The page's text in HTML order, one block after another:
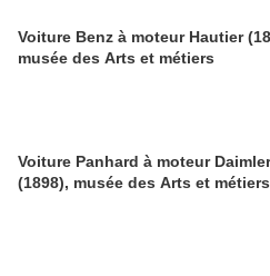
Voiture Benz à moteur Hautier
musée des Arts et métiers
Voiture Panhard à moteur Daimler
(1898), musée des Arts et métiers